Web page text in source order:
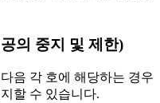
의 중지 및 제한)
음 각 호에 해당하는 경우
할 수 있습니다.